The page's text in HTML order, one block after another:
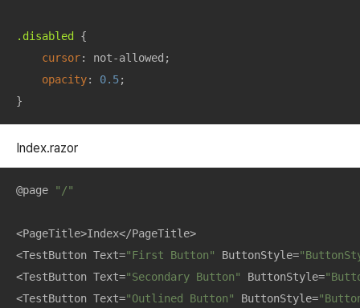
.disabled
{
cursor: not-allowed;
opacity: 0.5;
}
Index.razor
@page "/"
<PageTitle>Index</PageTitle>
<TestButton Text="First Button" ButtonStyle=
<TestButton Text="Secondary Button" ButtonStyle=
<TestButton Text="Outlined Button" ButtonStyle=